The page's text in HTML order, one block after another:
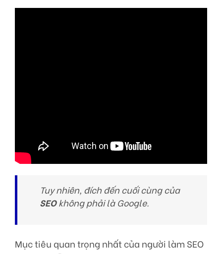
Tuy nhiên, đích đến cuối cùng của
SEOkhông phải là Google.
Mục tiêu quan trọng nhất của người làm SEO